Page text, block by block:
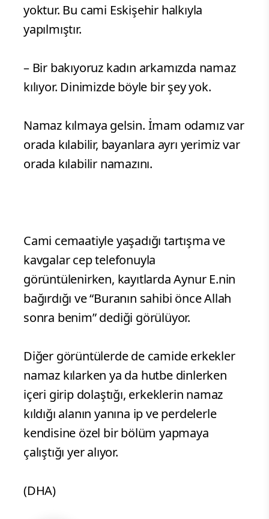
yoktur. Bu cami Eskişehir halkıyla
yapılmıştır.
– Bir bakıyoruz kadın arkamızda namaz
kılıyor. Dinimizde böyle bir şey yok.
Namaz kılmaya gelsin. İmam odamız var
orada kılabilir, bayanlara ayrı yerimiz var
orada kılabilir namazını.
Cami cemaatiyle yaşadığı tartışma ve
kavgalar cep telefonuyla
görüntülenirken, kayıtlarda Aynur E.nin
bağırdığı ve “Buranın sahibi önce Allah
sonra benim” dediği görülüyor.
Diğer görüntülerde de camide erkekler
namaz kılarken ya da hutbe dinlerken
içeri girip dolaştığı, erkeklerin namaz
kıldığı alanın yanına ip ve perdelerle
kendisine özel bir bölüm yapmaya
çalıştığı yer alıyor.
(DHA)